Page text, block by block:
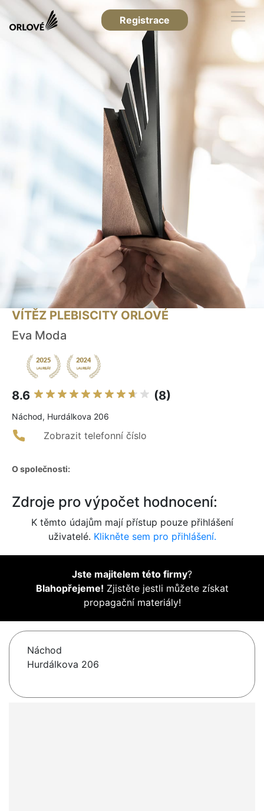
Registrace
VÍTĚZ PLEBISCITY ORLOVÉ
Eva Moda
8.6 (8)
Náchod, Hurdálkova 206
Zobrazit telefonní číslo
O společnosti:
Zdroje pro výpočet hodnocení:
K těmto údajům mají přístup pouze přihlášení
uživatelé. Klikněte sem pro přihlášení.
Jste majitelem této firmy?
Blahopřejeme! Zjistěte jestli můžete získat
propagační materiály!
Náchod
Hurdálkova 206